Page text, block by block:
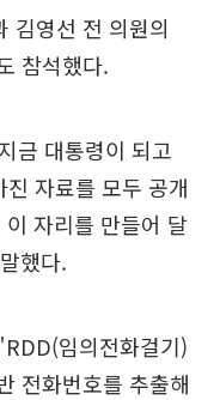
김영선 전 의원의
참석했다.
금 대통령이 되고
자료를 모두 공개
자리를 만들어 달
했다.
임의전화걸기)
전화번호를 추출해